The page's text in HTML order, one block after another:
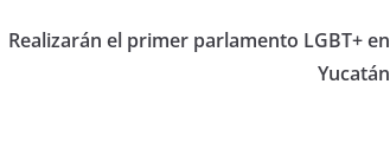
Realizarán el primer parlamento LGBT+ en
Yucatán